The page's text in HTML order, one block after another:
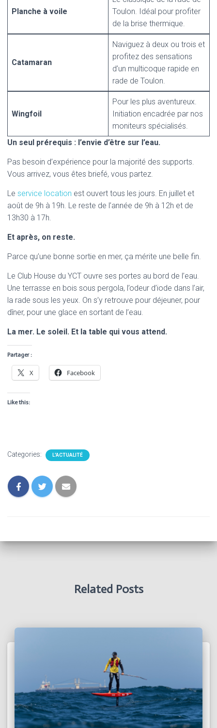
Planche à voile
Toulon. Idéal pour profiter
de la brise thermique.
Catamaran
Naviguez à deux ou trois et
profitez des sensations
d’un multicoque rapide en
rade de Toulon.
Wingfoil
Pour les plus aventureux.
Initiation encadrée par nos
moniteurs spécialisés.
Un seul prérequis : l’envie d’être sur l’eau.
Pas besoin d’expérience pour la majorité des supports.
Vous arrivez, vous êtes briefé, vous partez.
Le service location est ouvert tous les jours. En juillet et
août de 9h à 19h. Le reste de l’année de 9h à 12h et de
13h30 à 17h.
Et après, on reste.
Parce qu’une bonne sortie en mer, ça mérite une belle fin.
Le Club House du YCT ouvre ses portes au bord de l’eau.
Une terrasse en bois sous pergola, l’odeur d’iode dans l’air,
la rade sous les yeux. On s’y retrouve pour déjeuner, pour
dîner, pour une glace en sortant de l’eau.
La mer. Le soleil. Et la table qui vous attend.
Partager :
X Facebook
Like this:
Categories: L'ACTUALITÉ
Related Posts